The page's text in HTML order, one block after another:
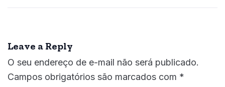
Leave a Reply
O seu endereço de e-mail não será publicado.
Campos obrigatórios são marcados com *